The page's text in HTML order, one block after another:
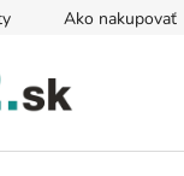
Ako nakupovať